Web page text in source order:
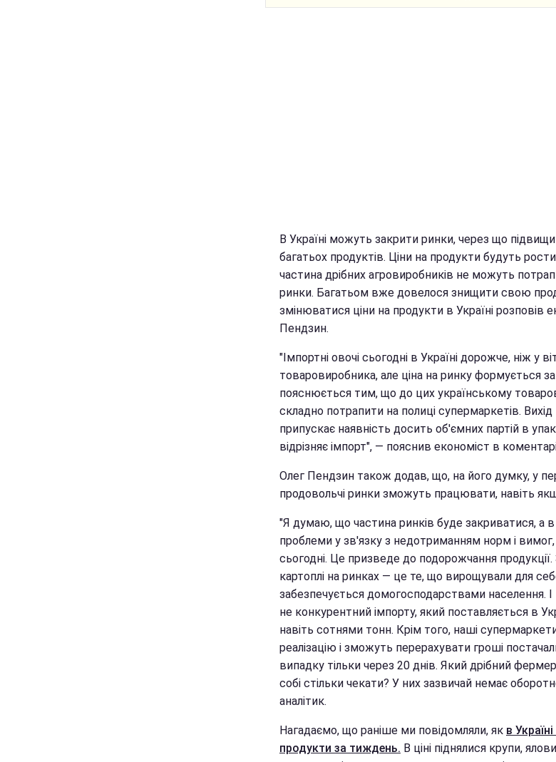
В Україні можуть закрити ринки, через що
багатьох продуктів. Ціни на продукти будуть
частина дрібних агровиробників не можуть
ринки. Багатьом вже довелося знищити свою
змінюватися ціни на продукти в Україні розповів
Пендзин.
"Імпортні овочі сьогодні в Україні дорожче, ніж у
товаровиробника, але ціна на ринку формується
пояснюється тим, що до цих українському
складно потрапити на полиці супермаркетів.
припускає наявність досить об'ємних партій в
відрізняє імпорт", — пояснив економіст в
Олег Пендзин також додав, що, на його думку, у
продовольчі ринки зможуть працювати, навіть
"Я думаю, що частина ринків буде закриватися, а
проблеми у зв'язку з недотриманням норм і
сьогодні. Це призведе до подорожчання
картоплі на ринках — це те, що вирощували для
забезпечується домогосподарствами населення. І
не конкурентний імпорту, який поставляється в
навіть сотнями тонн. Крім того, наші
реалізацію і зможуть перерахувати гроші
випадку тільки через 20 днів. Який дрібний
собі стільки чекати? У них зазвичай немає
аналітик.
Нагадаємо, що раніше ми повідомляли, як в
продукти за тиждень. В ціні піднялися крупи,